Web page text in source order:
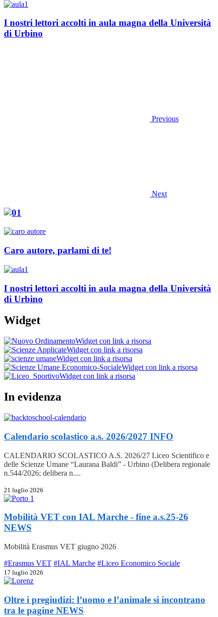
I nostri lettori accolti in aula magna della Università
di Urbino
Previous
Next
Caro autore, parlami di te!
I nostri lettori accolti in aula magna della Università
di Urbino
Widget
Widget con link a risorsa
Widget con link a risorsa
Widget con link a risorsa
Widget con link a risorsa
Widget con link a risorsa
In evidenza
Calendario scolastico a.s. 2026/2027 INFO
CALENDARIO SCOLASTICO A.S. 2026/27 Liceo Scientifico e
delle Scienze Umane “Laurana Baldi” - Urbino (Delibera regionale
n.544/2026; delibera n....
21 luglio 2026
Mobilità VET con IAL Marche - fine a.s.25-26
NEWS
Mobilità Erasmus VET giugno 2026
#Erasmus VET #IAL Marche #Liceo Economico Sociale
17 luglio 2026
Oltre i pregiudizi: l’uomo e l’animale si incontrano
tra le pagine NEWS